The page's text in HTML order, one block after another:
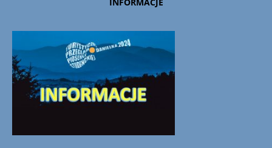
INFORMACJE